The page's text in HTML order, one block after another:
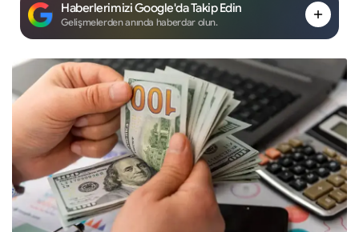
Haberlerimizi Google'da Takip Edin
Gelişmelerden anında haberdar olun.